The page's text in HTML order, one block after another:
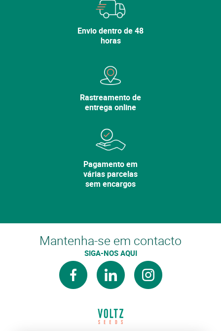
Envio dentro de 48
horas
Rastreamento de
entrega online
Pagamento em
várias parcelas
sem encargos
Mantenha-se em contacto
SIGA-NOS AQUI
facebooklinkedin instagram